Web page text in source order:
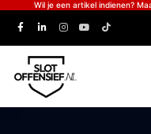
Wil je een artikel indienen?